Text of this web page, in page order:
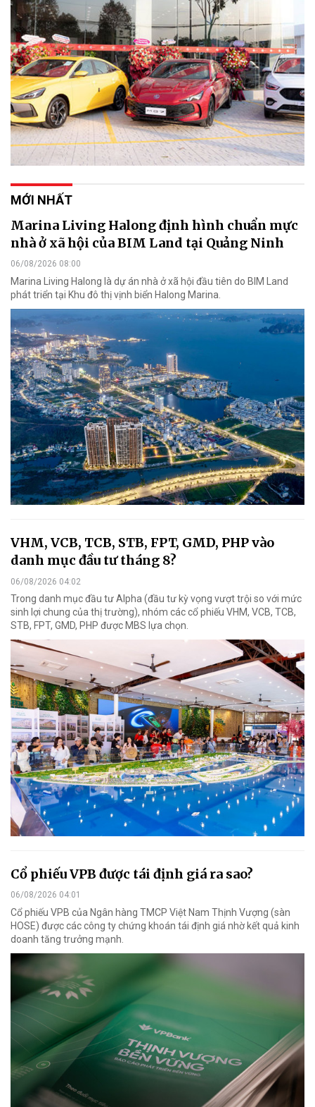
MỚI NHẤT
Marina Living Halong định hình chuẩn mực
nhà ở xã hội của BIM Land tại Quảng Ninh
06/08/2026 08:00
Marina Living Halong là dự án nhà ở xã hội đầu tiên do BIM Land
phát triển tại Khu đô thị vịnh biển Halong Marina.
VHM, VCB, TCB, STB, FPT, GMD, PHP vào
danh mục đầu tư tháng 8?
06/08/2026 04:02
Trong danh mục đầu tư Alpha (đầu tư kỳ vọng vượt trội so với mức
sinh lợi chung của thị trường), nhóm các cổ phiếu VHM, VCB, TCB,
STB, FPT, GMD, PHP được MBS lựa chọn.
Cổ phiếu VPB được tái định giá ra sao?
06/08/2026 04:01
Cổ phiếu VPB của Ngân hàng TMCP Việt Nam Thịnh Vượng (sàn
HOSE) được các công ty chứng khoán tái định giá nhờ kết quả kinh
doanh tăng trưởng mạnh.